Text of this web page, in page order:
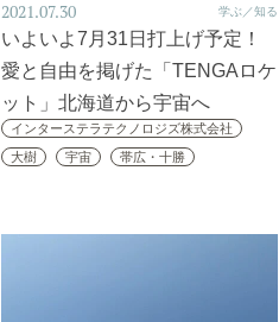
2021.07.30 学ぶ／知る
いよいよ7月31日打上げ予定！
愛と自由を掲げた「TENGAロケ
ット」北海道から宇宙へ
インターステラテクノロジズ株式会社
大樹
宇宙 帯広・十勝